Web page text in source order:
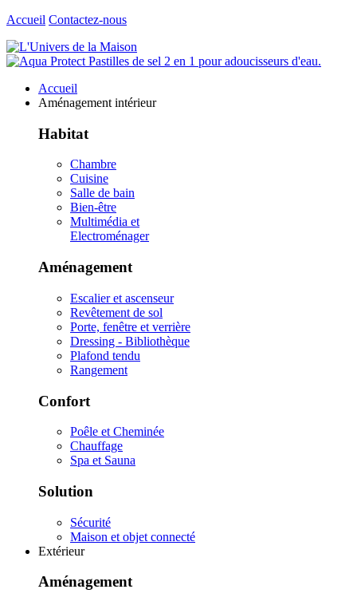
Accueil Contactez-nous
Accueil
Aménagement intérieur
Habitat
Chambre
Cuisine
Salle de bain
Bien-être
Multimédia et
Electroménager
Aménagement
Escalier et ascenseur
Revêtement de sol
Porte, fenêtre et verrière
Dressing - Bibliothèque
Plafond tendu
Rangement
Confort
Poêle et Cheminée
Chauffage
Spa et Sauna
Solution
Sécurité
Maison et objet connecté
Extérieur
Aménagement